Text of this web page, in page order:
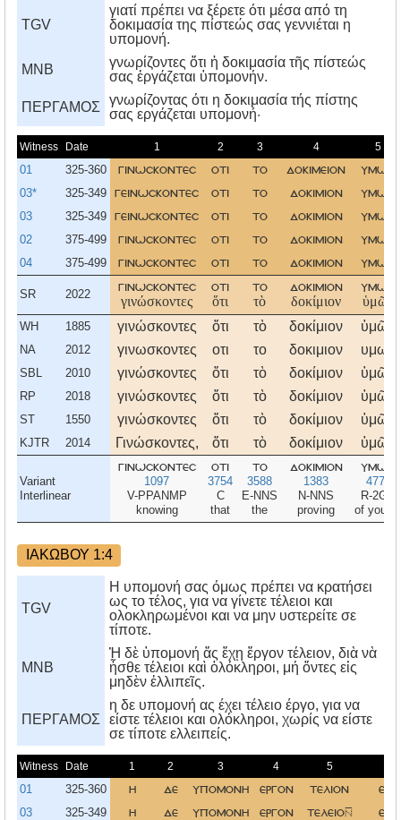
TGV
γιατί πρέπει να ξέρετε ότι μέσα από τη
δοκιμασία της πίστεώς σας γεννιέται η
υπομονή.
MNB
γνωρίζοντες ὅτι ἡ δοκιμασία τῆς πίστεώς
σας ἐργάζεται ὑπομονήν.
ΠΕΡΓΑΜΟΣ
γνωρίζοντας ότι η δοκιμασία τής πίστης
σας εργάζεται υπομονή·
Witness Date 1 2 3 4 5
01 325-360 γινωσκοντεσ οτι το δοκιμειον υμων
03* 325-349 γεινωσκοντεσ οτι το δοκιμιον υμων
03 325-349 γεινωσκοντεσ οτι το δοκιμιον υμων
02 375-499 γινωσκοντεσ οτι το δοκιμιον υμω
04 375-499 γινωσκοντεσ οτι το δοκιμιον υμων
SR 2022
γινωσκοντεσ
γινώσκοντες
οτι
ὅτι
το
τὸ
δοκιμιον
δοκίμιον
υμων
ὑμῶν
WH 1885 γινώσκοντες ὅτι τὸ δοκίμιον ὑμῶν
NA 2012 γινωσκοντες οτι το δοκιμιον υμων
SBL 2010 γινώσκοντες ὅτι τὸ δοκίμιον ὑμῶν
RP 2018 γινώσκοντες ὅτι τὸ δοκίμιον ὑμῶν
ST 1550 γινώσκοντες ὅτι τὸ δοκίμιον ὑμῶν
KJTR 2014 Γινώσκοντες, ὅτι τὸ δοκίμιον ὑμῶν
Variant
Interlinear
γινωσκοντεσ
1097
V-PPANMP
knowing
οτι
3754
C
that
το
3588
E-NNS
the
δοκιμιον
1383
N-NNS
proving
υμων
4771
R-2GP
of you all
ΙΑΚΩΒΟΥ 1:4
TGV
Η υπομονή σας όμως πρέπει να κρατήσει
ως το τέλος, για να γίνετε τέλειοι και
ολοκληρωμένοι και να μην υστερείτε σε
τίποτε.
MNB
Ἡ δὲ ὑπομονή ἄς ἔχῃ ἔργον τέλειον, διὰ νὰ
ἦσθε τέλειοι καὶ ὁλόκληροι, μή ὄντες εἰς
μηδὲν ἐλλιπεῖς.
ΠΕΡΓΑΜΟΣ
η δε υπομονή ας έχει τέλειο έργο, για να
είστε τέλειοι και ολόκληροι, χωρίς να είστε
σε τίποτε ελλειπείς.
Witness Date 1 2 3 4 5
01 325-360 η δε υπομονη εργον τελιον
03 325-349 η δε υπομονη εργον τελειο